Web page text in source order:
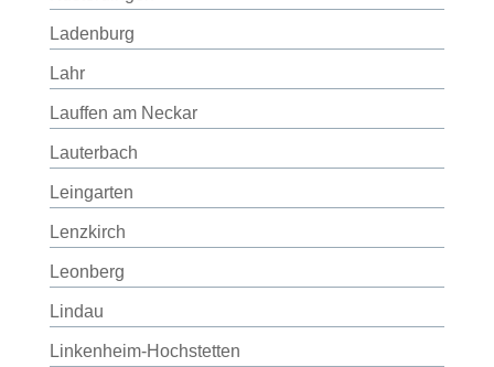
Ladenburg
Lahr
Lauffen am Neckar
Lauterbach
Leingarten
Lenzkirch
Leonberg
Lindau
Linkenheim-Hochstetten